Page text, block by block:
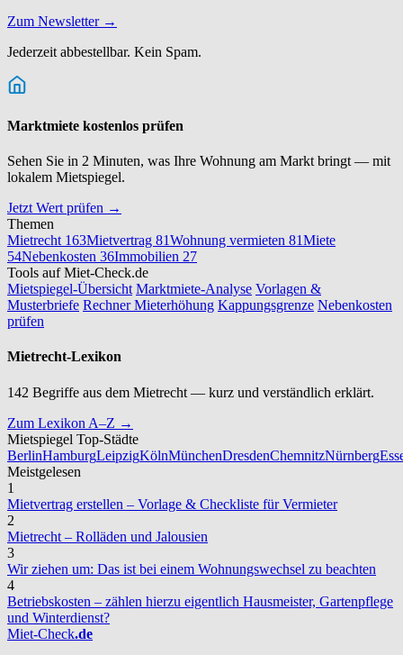
Zum Newsletter →
Jederzeit abbestellbar. Kein Spam.
Marktmiete kostenlos prüfen
Sehen Sie in 2 Minuten, was Ihre Wohnung am Markt bringt — mit
lokalem Mietspiegel.
Jetzt Wert prüfen →
Themen
Mietrecht 163Mietvertrag 81Wohnung vermieten 81Miete
54Nebenkosten 36Immobilien 27
Tools auf Miet-Check.de
Mietspiegel-Übersicht Marktmiete-Analyse Vorlagen &
Musterbriefe Rechner Mieterhöhung Kappungsgrenze Nebenkosten
prüfen
Mietrecht-Lexikon
142 Begriffe aus dem Mietrecht — kurz und verständlich erklärt.
Zum Lexikon A–Z →
Mietspiegel Top-Städte
BerlinHamburgLeipzigKölnMünchenDresdenChemnitzNürnberg
Meistgelesen
1
Mietvertrag erstellen – Vorlage & Checkliste für Vermieter
2
Mietrecht – Rolläden und Jalousien
3
Wir ziehen um: Das ist bei einem Wohnungswechsel zu beachten
4
Betriebskosten – zählen hierzu eigentlich Hausmeister, Gartenpflege
und Winterdienst?
Miet-Check.de